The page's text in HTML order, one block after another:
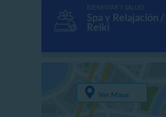
BIENESTAR Y SALUD
Spa y Relajación /
Reiki
Ver Mapa